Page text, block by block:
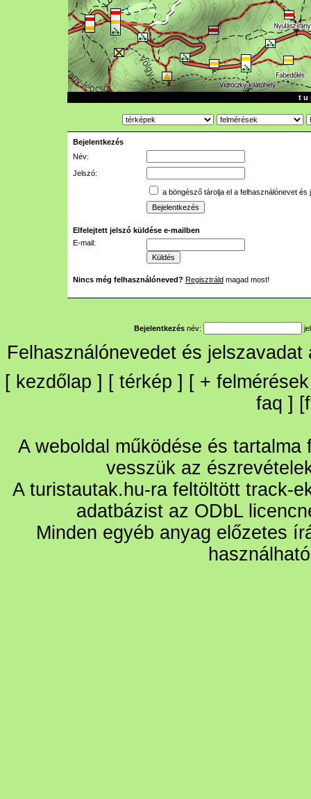
t u
Bejelentkezés
Név:
Jelszó:
a böngésző tárolja el a felhasználónevet és
Elfelejtett jelszó küldése e-mailben
E-mail:
Nincs még felhasználóneved? Regisztráld magad most!
Bejelentkezés név:
Felhasználónevedet és
[ kezdőlap ] [ térkép ] [ + felmérések
faq ] [
A weboldal működése és
vesszük az
A turistautak.hu-ra feltöltött track-
adatbázist az ODbL
Minden egyéb anyag előzetes